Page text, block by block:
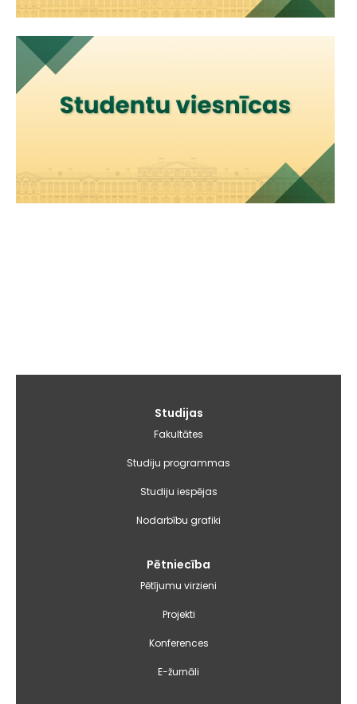
Studijas
Fakultātes
Studiju programmas
Studiju iespējas
Nodarbību grafiki
Pētniecība
Pētījumu virzieni
Projekti
Konferences
E-žurnāli